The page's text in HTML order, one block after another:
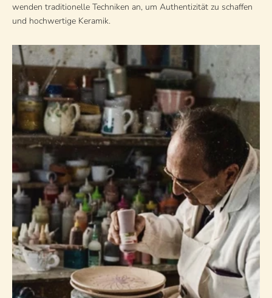
wenden traditionelle Techniken an, um Authentizität zu schaffen
und hochwertige Keramik.